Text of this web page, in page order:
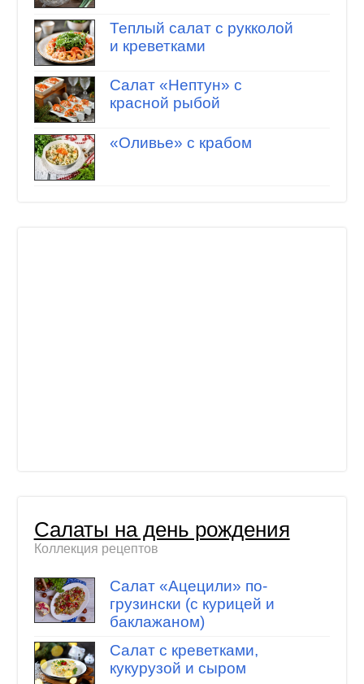
Теплый салат с рукколой
и креветками
Салат «Нептун» с
красной рыбой
«Оливье» с крабом
Салаты на день рождения
Коллекция рецептов
Салат «Ацецили» по-
грузински (с курицей и
баклажаном)
Салат с креветками,
кукурузой и сыром